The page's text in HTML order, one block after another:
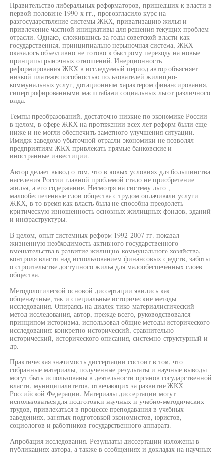
Правительство либеральных реформаторов, пришедших к власти в
первой половине 1990-х гг., провозгласило курс на
разгосударствление системы ЖКХ, приватизацию жилья и
привлечение частной инициативы для решения текущих проблем
отрасли. Однако, сложившись за годы советской власти как
государственная, принципиально нерыночная система, ЖКХ
оказалось объективно не готово к быстрому переходу на новые
принципы рыночных отношений. Инерционность
реформирования ЖКХ в исследуемый период автор объясняет
низкой платежеспособностью пользователей жилищно-
коммунальных услуг, дотационным характером финансирования,
гипертрофированными масштабами социальных льгот различного
вида.
Темпы преобразований, достаточно низкие по экономике России
в целом, в сфере ЖКХ на протяжении всех лет реформ были еще
ниже и не могли обеспечить заметного улучшения ситуации.
Имидж заведомо убыточной отрасли экономики не позволял
предприятиям ЖКХ привлекать прямые банковские и
иностранные инвестиции.
Автор делает вывод о том, что в новых условиях для большинства
населения России главной проблемой стало не приобретение
жилья, а его содержание. Несмотря на систему льгот,
малообеспеченные слои общества с трудом оплачивали услуги
ЖКХ, в то время как власть была не способна преодолеть
критическую изношенность основных жилищных фондов, зданий
и инфраструктуры.
В целом, опыт системных реформ 1992-2007 гг. показал
жизненную необходимость активного государственного
вмешательства в развитие жилищно-коммунального хозяйства,
контроля власти над использованием финансовых средств, заботы
о строительстве доступного жилья для малообеспеченных слоев
общества.
Методологической основой диссертации явились как
общенаучные, так и специальные исторические методы
исследования. Опираясь на диалек-тико-материалистический
метод исследования, автор, прежде всего, руководствовался
принципом историзма, использовал общие методы исторического
исследования: конкретно-исторический, сравнительно-
исторический, исторического описания, системно-структурный и
др.
Практическая значимость диссертации состоит в том, что
собранные материалы, полученные результаты и научные выводы
могут быть использованы в деятельности органов государственной
власти, муниципалитетов, отвечающих за развитие ЖКХ
Российской Федерации. Материалы диссертации могут
использоваться для подготовки научных и учебно-методических
трудов, привлекаться в процессе преподавания в учебных
заведениях, занятых подготовкой экономистов, юристов,
социологов и работников государственного аппарата.
Апробация исследования. Результаты диссертации изложены в
публикациях автора, а также в сообщениях и докладах на научных